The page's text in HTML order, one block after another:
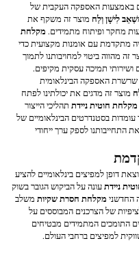
באמצעות האספקה העקבית של
לִישָׁן וְלַח מוצר זה משקף את
מחקר ופיתוח מתמידים. מקלחת
מתקדמת עם אומנות מקצועית כדי
זה מהווה ביטוי למחויבותנו לתמוך
תמיכה עסקית מקיפים.
שרשרת האספקה הבינלאומית
מוצר זה מדגים את יכולתינו לפתח
מקלחת חוטית ניידת תהליכי הייצור
בסטנדרטים הבינלאומיים של
התחייבותנו לספק ערך ייחודי
דופן למפיצים בינלאומיים להציע
ניידתעונה על הביקוש הגובר בשוק
החדשני מקלחת חסרת שקיות משלב
של הצרכנים המבוססים על
התומכים המתמידים מבטיחים
למפיצים ברחבי העולם.